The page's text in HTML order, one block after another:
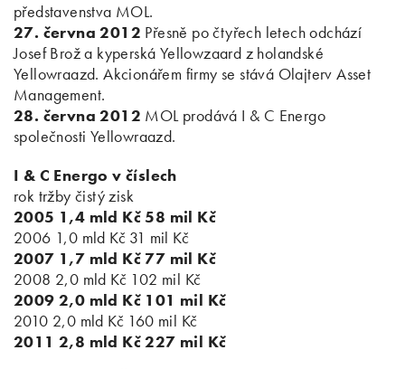
představenstva MOL.
27. června 2012 Přesně po čtyřech letech odchází
Josef Brož a kyperská Yellowzaard z holandské
Yellowraazd. Akcionářem firmy se stává Olajterv Asset
Management.
28. června 2012 MOL prodává I & C Energo
společnosti Yellowraazd.
I & C Energo v číslech
rok tržby čistý zisk
2005 1,4 mld Kč 58 mil Kč
2006 1,0 mld Kč 31 mil Kč
2007 1,7 mld Kč 77 mil Kč
2008 2,0 mld Kč 102 mil Kč
2009 2,0 mld Kč 101 mil Kč
2010 2,0 mld Kč 160 mil Kč
2011 2,8 mld Kč 227 mil Kč